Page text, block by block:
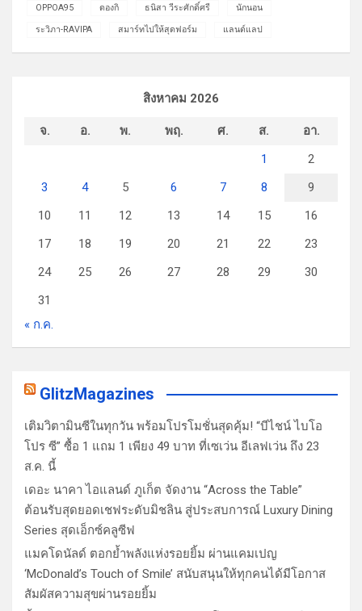
OPPOA95 ดองกิ ธนิสา วีระศักดิ์ศรี นักนอน
ระวิภา-RAVIPA สมาร์ทไปให้สุดฟอร์ม แลนด์แลป
สิงหาคม 2026
จ. อ. พ. พฤ. ศ. ส.
อา.
1
2
3
4 5 6 7 8
9
10
11 12 13 14 15
16
17
18 19 20 21 22
23
24
25 26 27 28 29
30
31
« ก.ค.
GlitzMagazines
เติมวิตามินซีในทุกวัน พร้อมโปรโมชั่นสุดคุ้ม! “บีไชน์ ไบโอ
โปร ซี” ซื้อ 1 แถม 1 เพียง 49 บาท ที่เซเว่น อีเลฟเว่น ถึง 23
ส.ค. นี้
เดอะ นาคา ไอแลนด์ ภูเก็ต จัดงาน “Across the Table”
ต้อนรับสุดยอดเชฟระดับมิชลิน สู่ประสบการณ์ Luxury Dining
Series สุดเอ็กซ์คลูซีฟ
แมคโดนัลด์ ตอกย้ำพลังแห่งรอยยิ้ม ผ่านแคมเปญ
‘McDonald’s Touch of Smile’ สนับสนุนให้ทุกคนได้มีโอกาส
สัมผัสความสุขผ่านรอยยิ้ม